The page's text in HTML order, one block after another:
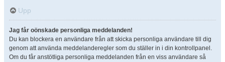
Upp
Jag får oönskade personliga meddelanden!
Du kan blockera en användare från att skicka personliga användare till dig
genom att använda meddelanderegler som du ställer in i din kontrollpanel.
Om du får anstötliga personliga meddelanden från en viss användare så